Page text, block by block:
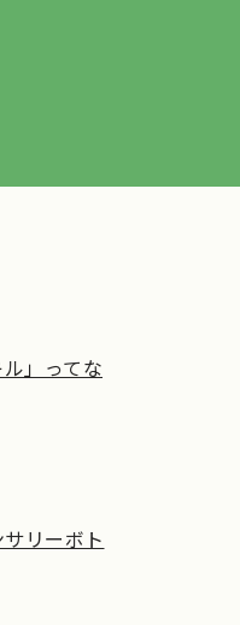
」ってな
リーボト